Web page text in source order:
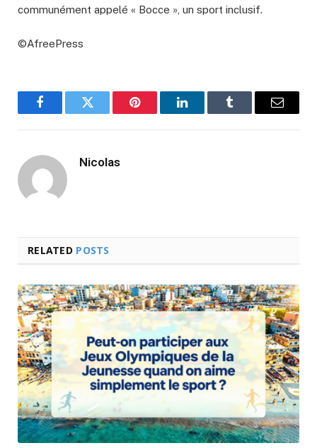
communément appelé « Bocce », un sport inclusif.
©AfreePress
FacebookTwitter Pinterest LinkedInTumblr Email
Nicolas
RELATED POSTS